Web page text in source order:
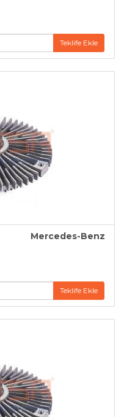
Teklife Ekle
Mercedes-Benz
Teklife Ekle